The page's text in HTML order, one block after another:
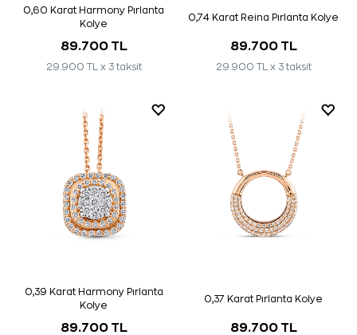
0,60 Karat Harmony Pırlanta
Kolye
89.700 TL
29.900 TL x 3 taksit
0,74 Karat Reina Pırlanta Kolye
89.700 TL
29.900 TL x 3 taksit
0,39 Karat Harmony Pırlanta
Kolye
89.700 TL
0,37 Karat Pırlanta Kolye
89.700 TL